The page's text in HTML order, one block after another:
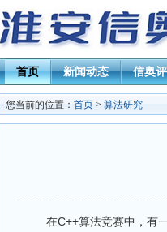
首页 新闻动态 信奥
您当前的位置： 首页 > 算法研究
在C++算法竞赛中，有